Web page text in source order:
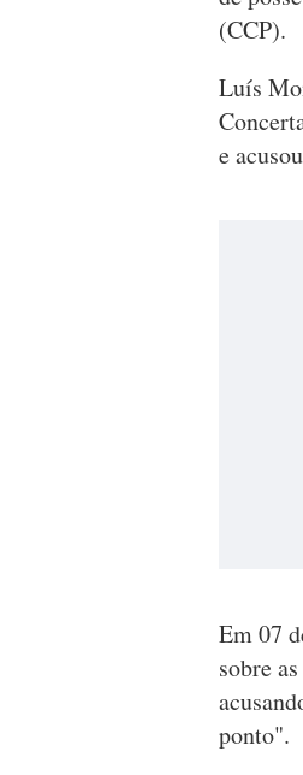
(CCP).
Luís
e
Em 07
sobre
ponto".